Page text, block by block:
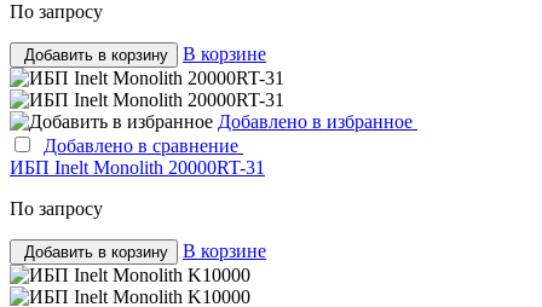
По запросу
Добавить в корзину В корзине
Добавлено в избранное
Добавлено в сравнение
ИБП Inelt Monolith 20000RT-31
По запросу
Добавить в корзину В корзине